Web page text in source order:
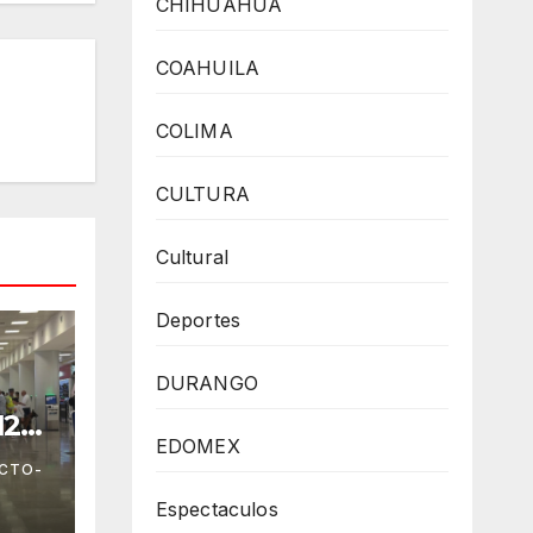
CHIHUAHUA
COAHUILA
COLIMA
CULTURA
Cultural
Deportes
DURANGO
EDOMEX
Espectaculos